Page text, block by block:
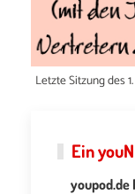
Letzte Sitzung des
Ein
youpod.de